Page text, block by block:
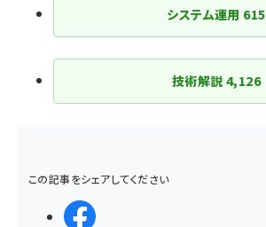
システム運用 615
技術解説 4,126
この記事をシェアしてください